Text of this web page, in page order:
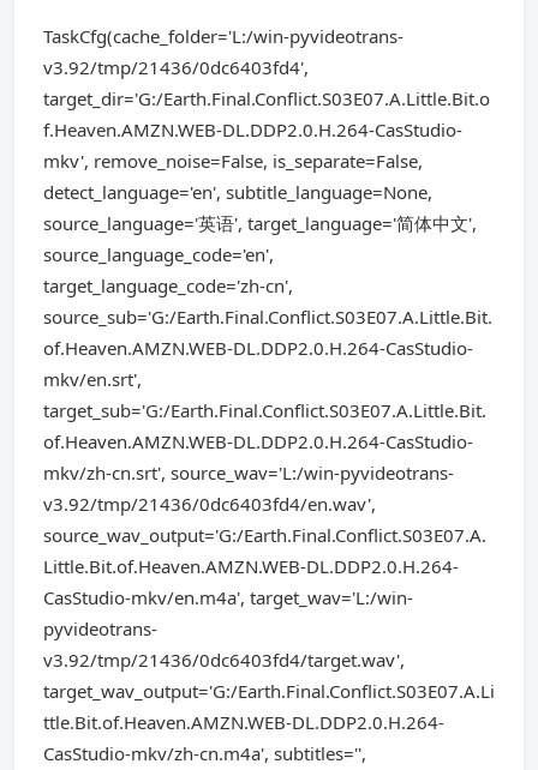
TaskCfg(cache_folder='L:/win-pyvideotrans-
v3.92/tmp/21436/0dc6403fd4',
target_dir='G:/Earth.Final.Conflict.S03E07.A.Little.Bit.o
f.Heaven.AMZN.WEB-DL.DDP2.0.H.264-CasStudio-
mkv', remove_noise=False, is_separate=False,
detect_language='en', subtitle_language=None,
source_language='英语', target_language='简体中文',
source_language_code='en',
target_language_code='zh-cn',
source_sub='G:/Earth.Final.Conflict.S03E07.A.Little.Bit.
of.Heaven.AMZN.WEB-DL.DDP2.0.H.264-CasStudio-
mkv/en.srt',
target_sub='G:/Earth.Final.Conflict.S03E07.A.Little.Bit.
of.Heaven.AMZN.WEB-DL.DDP2.0.H.264-CasStudio-
mkv/zh-cn.srt', source_wav='L:/win-pyvideotrans-
v3.92/tmp/21436/0dc6403fd4/en.wav',
source_wav_output='G:/Earth.Final.Conflict.S03E07.A.
Little.Bit.of.Heaven.AMZN.WEB-DL.DDP2.0.H.264-
CasStudio-mkv/en.m4a', target_wav='L:/win-
pyvideotrans-
v3.92/tmp/21436/0dc6403fd4/target.wav',
target_wav_output='G:/Earth.Final.Conflict.S03E07.A.Li
ttle.Bit.of.Heaven.AMZN.WEB-DL.DDP2.0.H.264-
CasStudio-mkv/zh-cn.m4a', subtitles='',